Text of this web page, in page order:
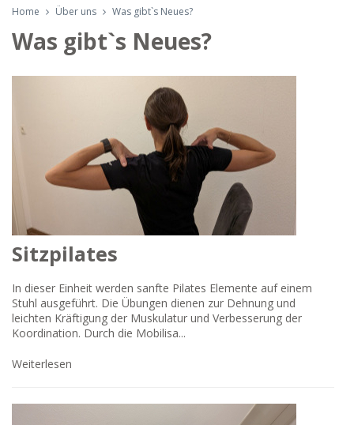
Home Über uns Was gibt`s Neues?
Was gibt`s Neues?
Sitzpilates
In dieser Einheit werden sanfte Pilates Elemente auf einem
Stuhl ausgeführt. Die Übungen dienen zur Dehnung und
leichten Kräftigung der Muskulatur und Verbesserung der
Koordination. Durch die Mobilisa...
Weiterlesen